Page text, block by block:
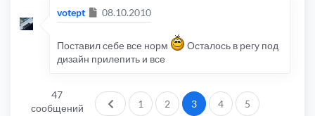
votept Сообщение
08.10.2010
Поставил себе все норм
Осталось в регу под
дизайн прилепить и все
47
сообщений
Пред.
1 2 3 4
5